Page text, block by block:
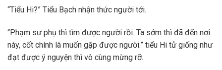
“Tiểu Hi?” Tiểu Bạch nhận thức người tới.
“Phạm sư phụ thì tìm được người rồi. Ta sớm thì đã đến nơi
này, cốt chính là muốn gặp được người.” tiểu Hi tử giống như
đạt được ý nguyện thì vô cùng mừng rỡ.